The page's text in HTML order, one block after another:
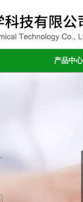
产品中心